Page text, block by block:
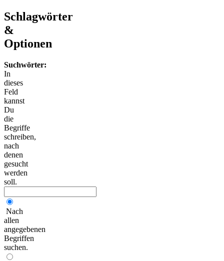
Schlagwörter
&
Optionen
Suchwörter:
In
dieses
Feld
kannst
Du
die
Begriffe
schreiben,
nach
denen
gesucht
werden
soll.
Nach
allen
angegebenen
Begriffen
suchen.